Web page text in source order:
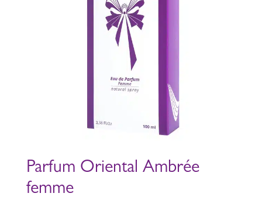
Parfum Oriental Ambrée
femme